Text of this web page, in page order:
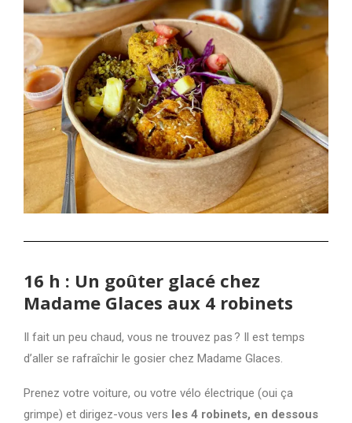
16 h : Un goûter glacé chez
Madame Glaces aux 4 robinets
Il fait un peu chaud, vous ne trouvez pas ? Il est temps
d’aller se rafraîchir le gosier chez Madame Glaces.
Prenez votre voiture, ou votre vélo électrique (oui ça
grimpe) et dirigez-vous vers les 4 robinets, en dessous